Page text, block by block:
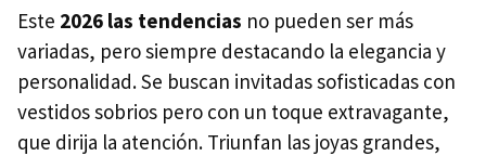
Este 2026 las tendencias no pueden ser más
variadas, pero siempre destacando la elegancia y
personalidad. Se buscan invitadas sofisticadas con
vestidos sobrios pero con un toque extravagante,
que dirija la atención. Triunfan las joyas grandes,